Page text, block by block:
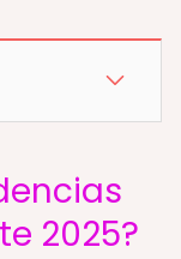
2025?